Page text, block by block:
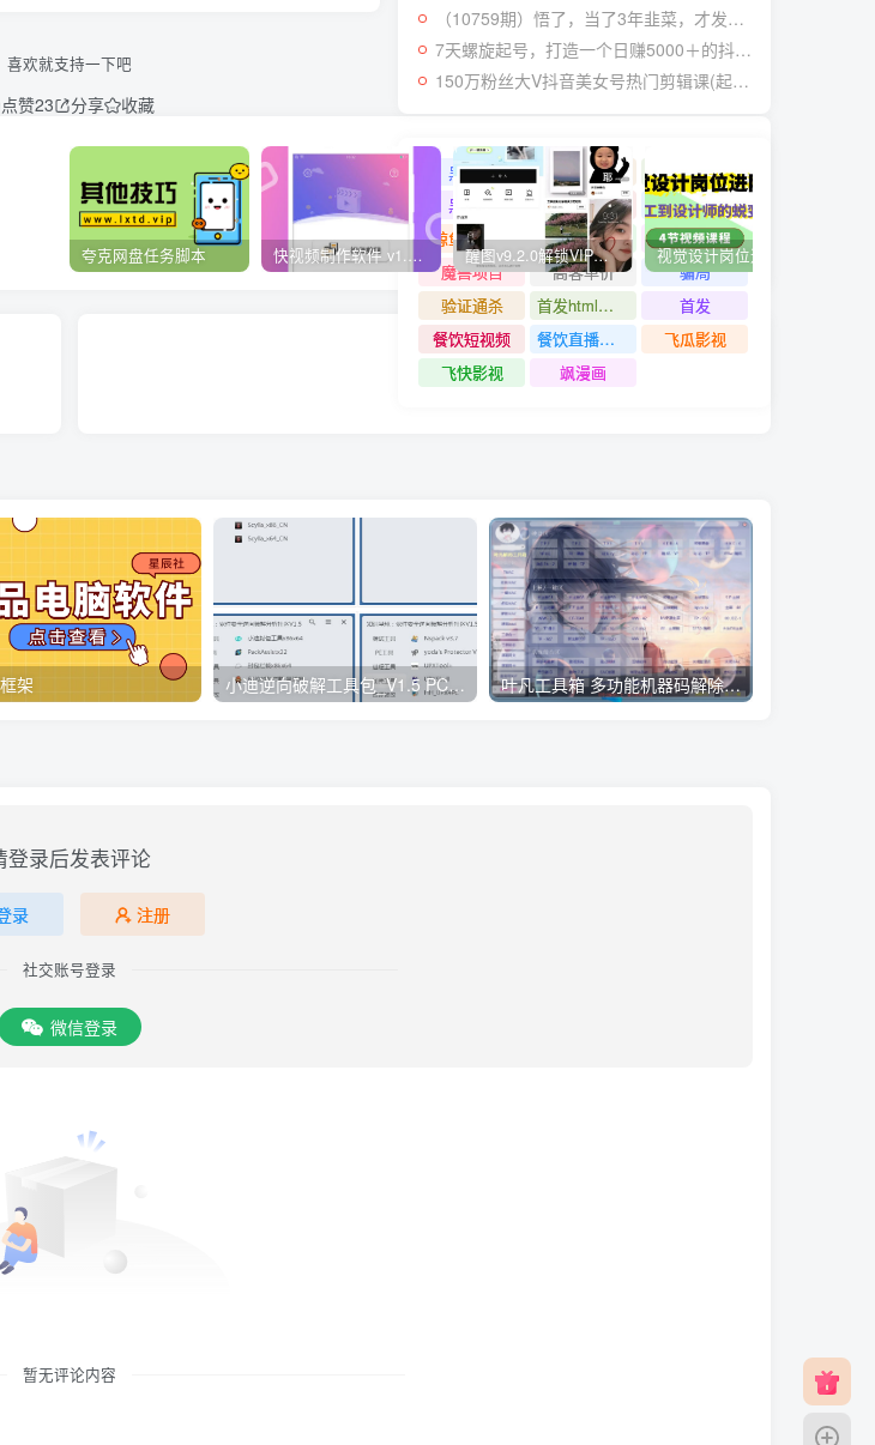
喜欢就支持一下吧
点赞23 分享 收藏
夸克网盘任务脚本 快视频制作软件 v1.1.1安卓版 醒图v9.2.0解锁VIP版_滤镜、模板免费使用
下一篇
DeskMan微软桌面助手v1.0.0
架 小迪逆向破解工具包_V1.5 PC绿色版 叶凡工具箱 多功能机器码解除工具包_V1.68 PC高级版
登录后发表评论
录 注册
社交账号登录
微信登录
暂无评论内容
（10759期）悟了，当了3年韭菜，才发现网赚圈年赚100万的核心是卖项目，含泪分享！
7天螺旋起号，打造一个日赚5000＋的抖音壁纸号（价值688）
150万粉丝大V抖音美女号热门剪辑课(起号 过原创 素材来源 无人直播 变现)
黑科技 黑白弹幕
黑灰产业链
黑核AI
黑屏撸礼物撸门票
麦片好剧
鲸鱼短视频
鲨鱼动漫
魔豆助手
魔兽项目
高客单价
骗局
验证通杀
首发html小霸王游戏网站搭建项目
首发
餐饮短视频
餐饮直播引流
飞瓜影视
飞快影视
飒漫画